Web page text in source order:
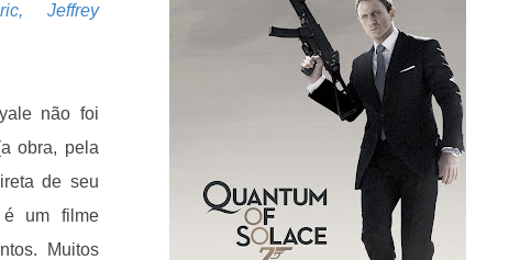
Jeffrey
não foi
obra, pela
de seu
é um filme
Muitos